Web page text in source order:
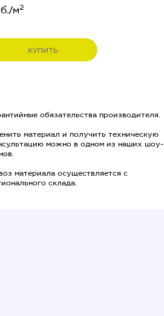
м2
КУПИТЬ
обязательства производителя.
материал и получить техническую
можно в одном из наших шоу-
материала осуществляется с
склада.